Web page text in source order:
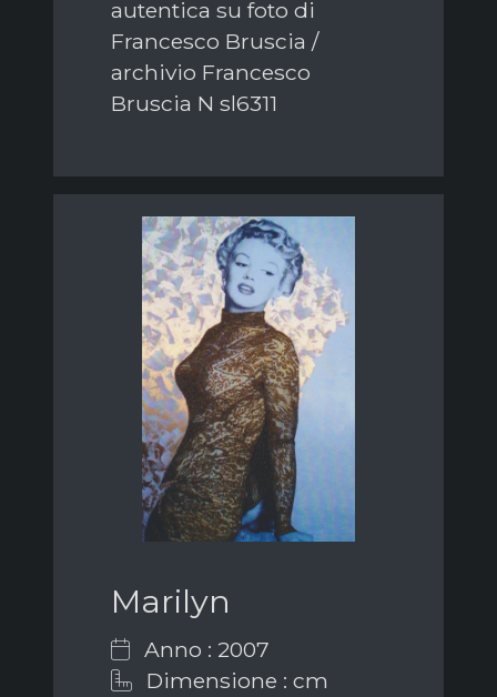
autentica su foto di
Francesco Bruscia /
archivio Francesco
Bruscia N sl6311
Marilyn
Anno : 2007
Dimensione : cm